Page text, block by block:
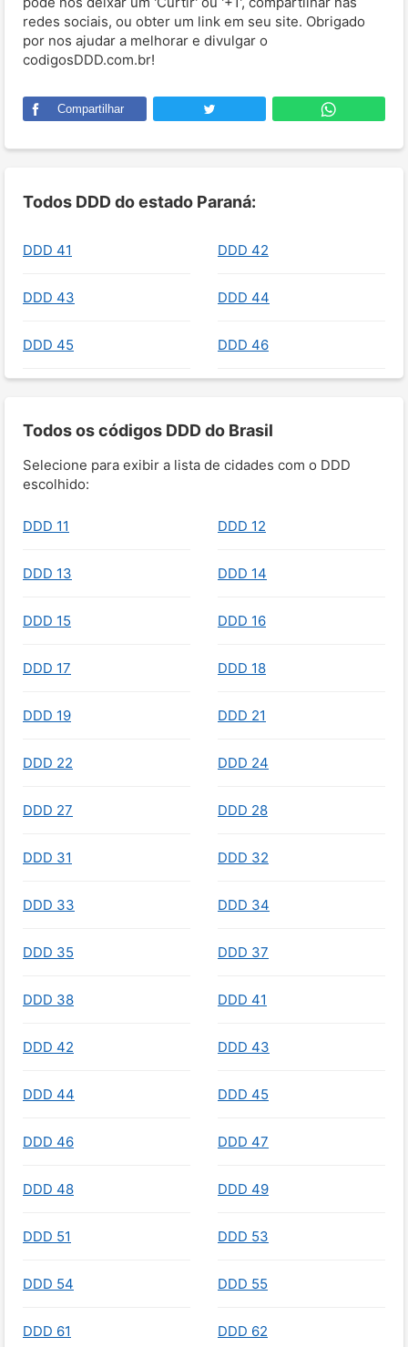
redes sociais, ou obter um link em seu site. Obrigado
por nos ajudar a melhorar e divulgar o
codigosDDD.com.br!
Compartilhar
Todos DDD do estado Paraná:
DDD 41 DDD 42
DDD 43 DDD 44
DDD 45 DDD 46
Todos os códigos DDD do Brasil
Selecione para exibir a lista de cidades com o DDD
escolhido:
DDD 11 DDD 12
DDD 13 DDD 14
DDD 15 DDD 16
DDD 17 DDD 18
DDD 19 DDD 21
DDD 22 DDD 24
DDD 27 DDD 28
DDD 31 DDD 32
DDD 33 DDD 34
DDD 35 DDD 37
DDD 38 DDD 41
DDD 42 DDD 43
DDD 44 DDD 45
DDD 46 DDD 47
DDD 48 DDD 49
DDD 51 DDD 53
DDD 54 DDD 55
DDD 61 DDD 62